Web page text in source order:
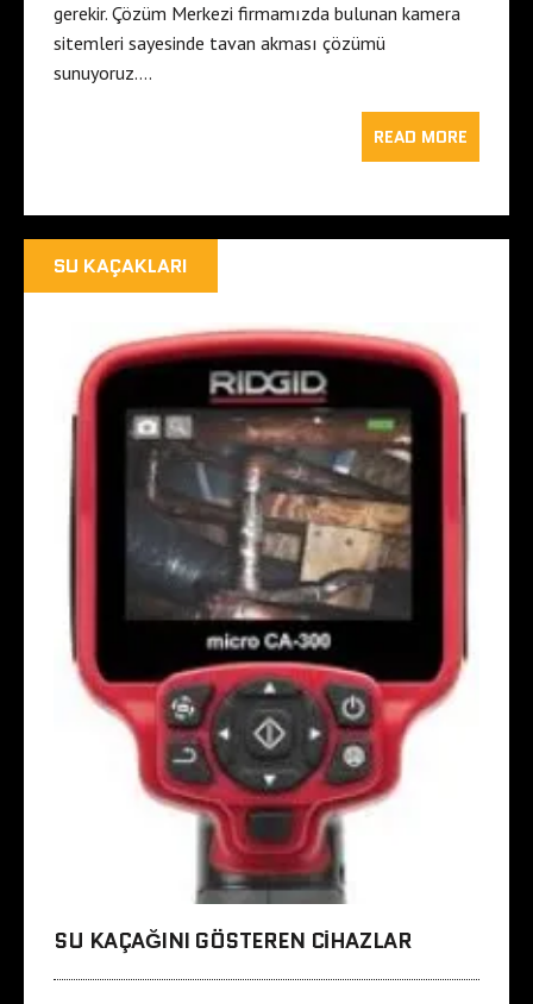
gerekir. Çözüm Merkezi firmamızda bulunan kamera
sitemleri sayesinde tavan akması çözümü
sunuyoruz….
READ MORE
SU KAÇAKLARI
SU KAÇAĞINI GÖSTEREN CIHAZLAR